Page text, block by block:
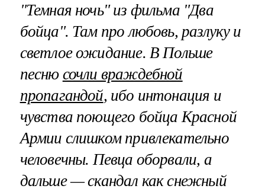
"Темная ночь" из фильма "Два
бойца". Там про любовь, разлуку и
светлое ожидание. В Польше
песню сочли враждебной
пропагандой, ибо интонация и
чувства поющего бойца Красной
Армии слишком привлекательно
человечны. Певца оборвали, а
дальше — скандал как снежный